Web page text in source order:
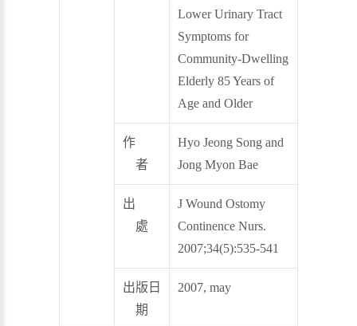
Lower Urinary Tract
Symptoms for
Community-Dwelling
Elderly 85 Years of
Age and Older
作
者
Hyo Jeong Song and
Jong Myon Bae
出
處
J Wound Ostomy
Continence Nurs.
2007;34(5):535-541
出版日
期
2007, may